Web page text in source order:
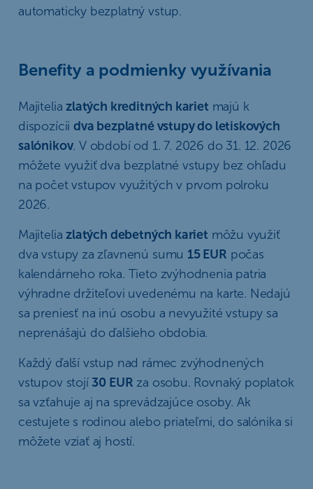
automaticky bezplatný vstup.
Benefity a podmienky využívania
Majiteliazlatých kreditných kariet majú k
dispozíciidva bezplatné vstupy do letiskových
salónikov. V období od 1. 7. 2026 do 31. 12. 2026
môžete využiť dva bezplatné vstupy bez ohľadu
na počet vstupov využitých v prvom polroku
2026.
Majiteliazlatých debetných kariet môžu využiť
dva vstupy za zľavnenú sumu 15 EUR počas
kalendárneho roka. Tieto zvýhodnenia patria
výhradne držiteľovi uvedenému na karte. Nedajú
sa preniesť na inú osobu a nevyužité vstupy sa
neprenášajú do ďalšieho obdobia.
Každý ďalší vstup nad rámec zvýhodnených
vstupov stojí 30 EUR za osobu. Rovnaký poplatok
sa vzťahuje aj na sprevádzajúce osoby. Ak
cestujete s rodinou alebo priateľmi, do salónika si
môžete vziať aj hostí.